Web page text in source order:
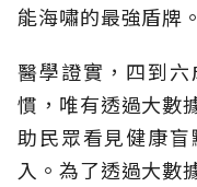
能海嘯的最強盾牌
醫學證實，四到
慣，唯有透過大數
助民眾看見健康
入。為了透過大數